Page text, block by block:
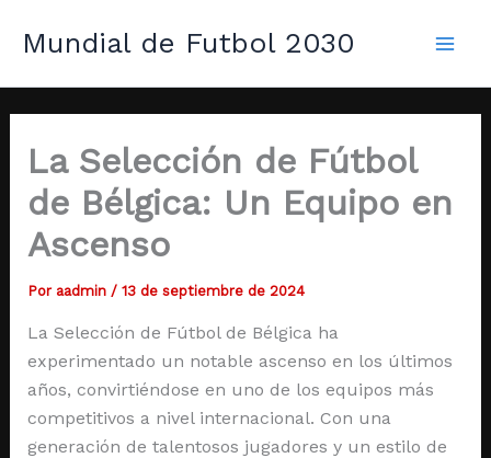
Mundial de Futbol 2030
La Selección de Fútbol
de Bélgica: Un Equipo en
Ascenso
Por aadmin / 13 de septiembre de 2024
La Selección de Fútbol de Bélgica ha
experimentado un notable ascenso en los últimos
años, convirtiéndose en uno de los equipos más
competitivos a nivel internacional. Con una
generación de talentosos jugadores y un estilo de